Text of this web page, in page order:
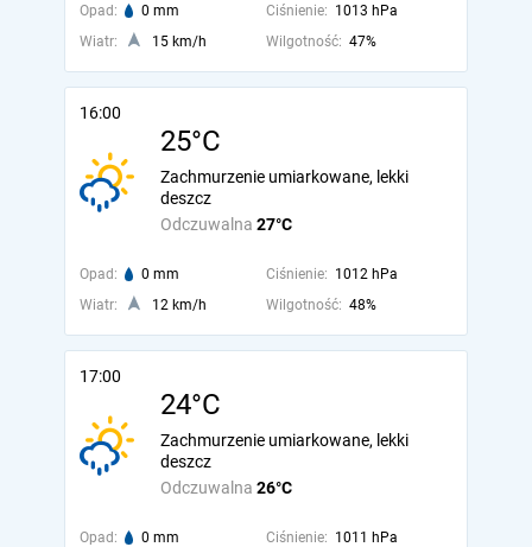
Opad: 0 mm Ciśnienie: 1013 hPa
Wiatr:
15 km/h Wilgotność: 47%
16:00
25°C
Odczuwalna 27°C
Zachmurzenie umiarkowane, lekki
deszcz
Opad: 0 mm Ciśnienie: 1012 hPa
Wiatr:
12 km/h Wilgotność: 48%
17:00
24°C
Odczuwalna 26°C
Zachmurzenie umiarkowane, lekki
deszcz
Opad: 0 mm Ciśnienie: 1011 hPa